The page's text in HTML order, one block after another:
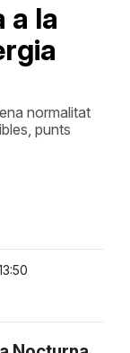
a la
normalitat
punts